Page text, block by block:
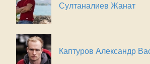
Султаналиев Жанат
Каптуров Александр